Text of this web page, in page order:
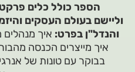
הספר כולל כלים
וליישם בעולם העסקים
והנדל"ן בפרט: איך מנהלים
איך מייצרים הכנסה
בבוקר עם טונות של